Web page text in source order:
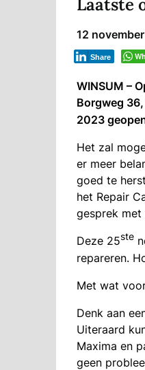
Laatste
12
Share
WINSUM –
Borgweg
2023
Het zal
er meer
goed te
het Repair
gesprek met
Deze 25ste
repareren.
Met wat
Denk aan
Uiteraard
Maxima en
geen